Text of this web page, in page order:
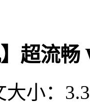
】超流
大小：